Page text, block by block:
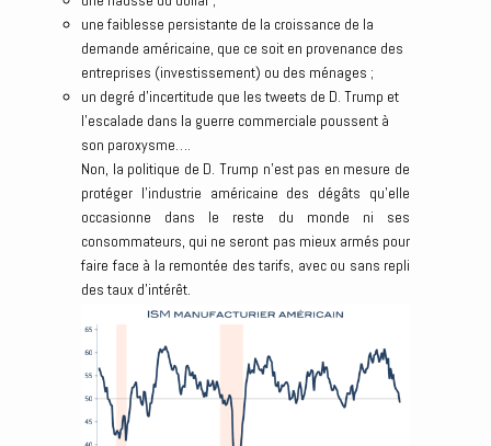
une faiblesse persistante de la croissance de la
demande américaine, que ce soit en provenance des
entreprises (investissement) ou des ménages ;
un degré d’incertitude que les tweets de D. Trump et
l’escalade dans la guerre commerciale poussent à
son paroxysme….
Non, la politique de D. Trump n’est pas en mesure de
protéger l’industrie américaine des dégâts qu’elle
occasionne dans le reste du monde ni ses
consommateurs, qui ne seront pas mieux armés pour
faire face à la remontée des tarifs, avec ou sans repli
des taux d’intérêt.